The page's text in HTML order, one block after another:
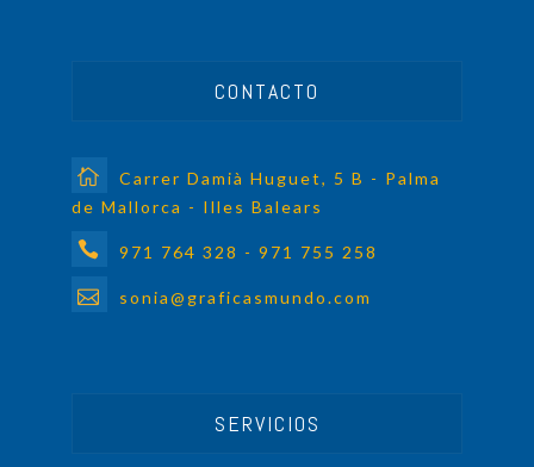
CONTACTO
Carrer Damià Huguet, 5 B - Palma
de Mallorca - Illes Balears
971 764 328 - 971 755 258
sonia@graficasmundo.com
SERVICIOS